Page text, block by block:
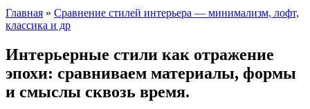
Главная » Сравнение стилей интерьера — минимализм, лофт,
классика и др
Интерьерные стили как отражение
эпохи: сравниваем материалы, формы
и смыслы сквозь время.